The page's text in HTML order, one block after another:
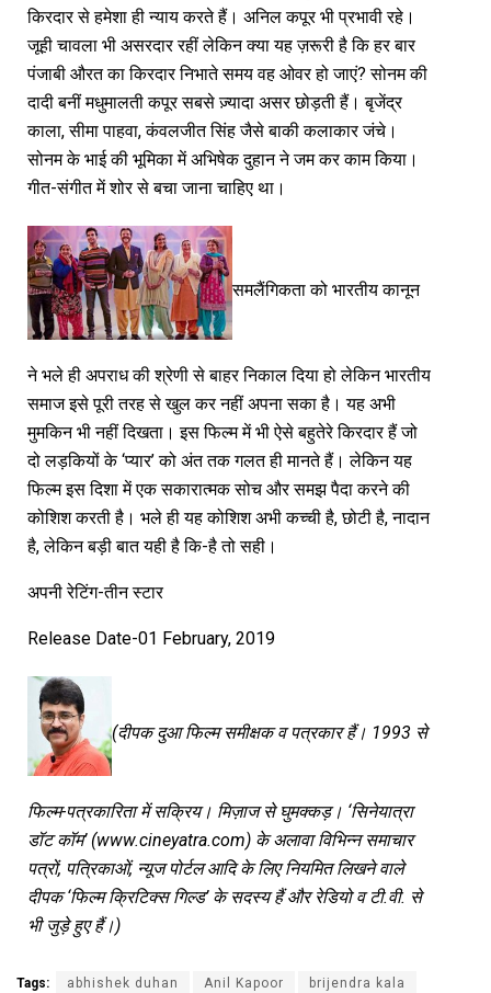
किरदार से हमेशा ही न्याय करते हैं। अनिल कपूर भी प्रभावी रहे।
जूही चावला भी असरदार रहीं लेकिन क्या यह ज़रूरी है कि हर बार
पंजाबी औरत का किरदार निभाते समय वह ओवर हो जाएं? सोनम की
दादी बनीं मधुमालती कपूर सबसे ज़्यादा असर छोड़ती हैं। बृजेंद्र
काला, सीमा पाहवा, कंवलजीत सिंह जैसे बाकी कलाकार जंचे।
सोनम के भाई की भूमिका में अभिषेक दुहान ने जम कर काम किया।
गीत-संगीत में शोर से बचा जाना चाहिए था।
समलैंगिकता को भारतीय कानून
ने भले ही अपराध की श्रेणी से बाहर निकाल दिया हो लेकिन भारतीय
समाज इसे पूरी तरह से खुल कर नहीं अपना सका है। यह अभी
मुमकिन भी नहीं दिखता। इस फिल्म में भी ऐसे बहुतेरे किरदार हैं जो
दो लड़कियों के ‘प्यार’ को अंत तक गलत ही मानते हैं। लेकिन यह
फिल्म इस दिशा में एक सकारात्मक सोच और समझ पैदा करने की
कोशिश करती है। भले ही यह कोशिश अभी कच्ची है, छोटी है, नादान
है, लेकिन बड़ी बात यही है कि-है तो सही।
अपनी रेटिंग-तीन स्टार
Release Date-01 February, 2019
(दीपक दुआ फिल्म समीक्षक व पत्रकार हैं। 1993 से
फिल्म-पत्रकारिता में सक्रिय। मिज़ाज से घुमक्कड़। ‘सिनेयात्रा
डॉट कॉम’ (www.cineyatra.com) के अलावा विभिन्न समाचार
पत्रों, पत्रिकाओं, न्यूज पोर्टल आदि के लिए नियमित लिखने वाले
दीपक ‘फिल्म क्रिटिक्स गिल्ड’ के सदस्य हैं और रेडियो व टी.वी. से
भी जुड़े हुए हैं।)
Tags: abhishek duhan Anil Kapoor brijendra kala